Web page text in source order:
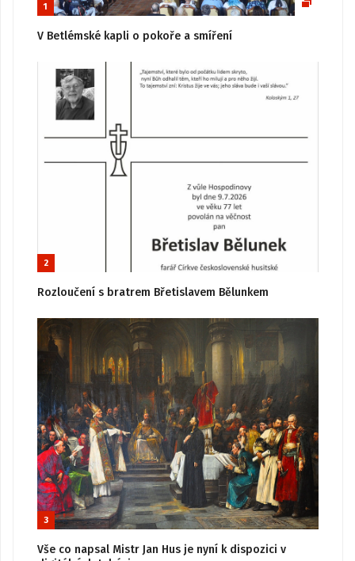
1
V Betlémské kapli o pokoře a smíření
2
Rozloučení s bratrem Břetislavem Bělunkem
3
Vše co napsal Mistr Jan Hus je nyní k dispozici v